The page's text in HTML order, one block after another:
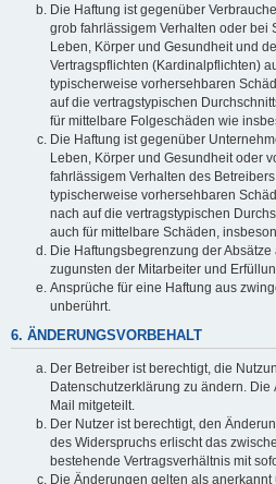
Die Haftung ist gegenüber
grob fahrlässigem Verhalten oder bei
Leben, Körper und Gesundheit und
Vertragspflichten (Kardinalpflichten)
typischerweise vorhersehbaren
auf die vertragstypischen
für mittelbare Folgeschäden wie
Die Haftung ist gegenüber
Leben, Körper und Gesundheit oder
fahrlässigem Verhalten des
typischerweise vorhersehbaren
nach auf die vertragstypischen
auch für mittelbare Schäden,
Die Haftungsbegrenzung der
zugunsten der Mitarbeiter und
Ansprüche für eine Haftung aus
unberührt.
6. ÄNDERUNGSVORBEHALT
Der Betreiber ist berechtigt, die
Datenschutzerklärung zu ändern.
Mail mitgeteilt.
Der Nutzer ist berechtigt, den
des Widerspruchs erlischt das
bestehende Vertragsverhältnis mit
Die Änderungen gelten als